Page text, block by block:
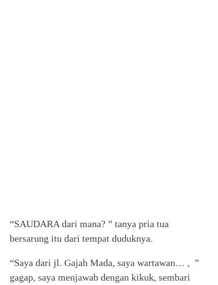
“SAUDARA dari mana? ” tanya pria tua
bersarung itu dari tempat duduknya.
“Saya dari jl. Gajah Mada, saya wartawan… , ”
gagap, saya menjawab dengan kikuk, sembari